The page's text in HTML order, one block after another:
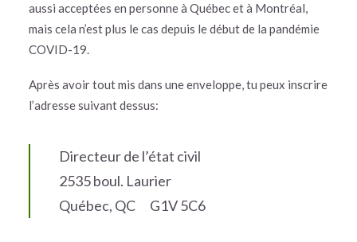
aussi acceptées en personne à Québec et à Montréal,
mais cela n’est plus le cas depuis le début de la pandémie
COVID-19.
Après avoir tout mis dans une enveloppe, tu peux inscrire
l’adresse suivant dessus:
Directeur de l’état civil
2535 boul. Laurier
Québec, QC G1V 5C6